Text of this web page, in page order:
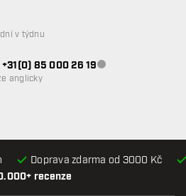
recenze
Doprava zdarma od 3000 Kč
servis nedostupný
v týdnu
85 000 26 19Zákaznický servis
anglicky